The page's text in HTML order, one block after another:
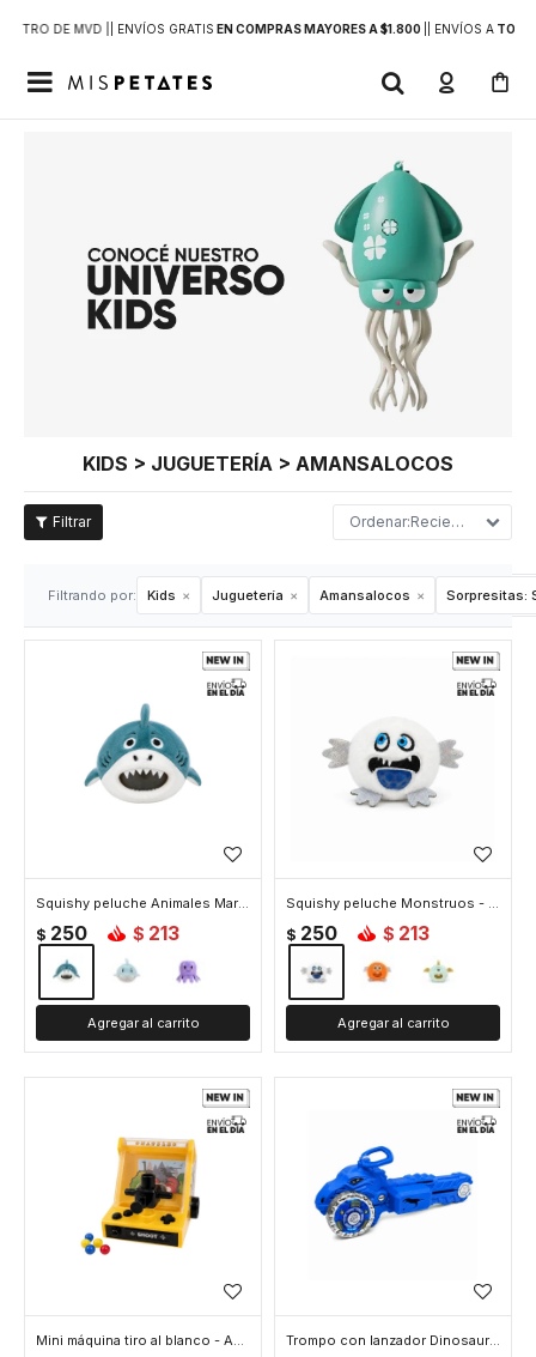
DE MVD | | ENVÍOS GRATIS EN COMPRAS MAYORES A $1.800 | ENVÍOS ATODO

KIDS > JUGUETERÍA > AMANSALOCOS
Recientes
Filtrando por: Kids Juguetería Amansalocos Sorpresitas:
Squishy peluche Animales Marinos - Azul
$ 250 $ 213
Squishy peluche Monstruos - Blanco
$ 250 $ 213
Mini máquina tiro al blanco - Amarillo Trompo con lanzador Dinosaurio - Azul